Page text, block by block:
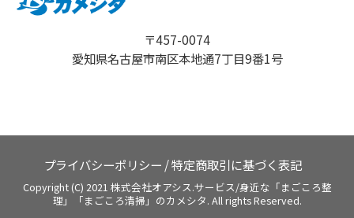
〒457-0074
愛知県名古屋市南区本地通7丁目9番1号
プライバシーポリシー /特定商取引に基づく表記
Copyright (C) 2021 株式会社オアシス.サービス/身近な「まごころ整
理」「まごころ清掃」のカメシタ. All rights Reserved.